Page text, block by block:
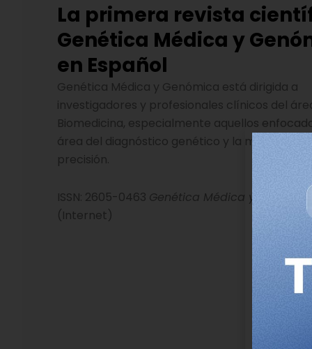
La primera revista
Genética Médica y
en Español
Genética Médica y Genómica está dirigida a
investigadores y profesionales clínicos del
Biomedicina, especialmente aquellos
área del diagnóstico genético y la medicina
precisión.
ISSN: 2605-0463 Genética Médica y Genómica
(Internet)